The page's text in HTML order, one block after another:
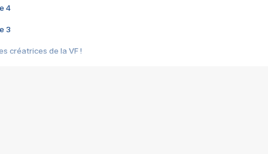
4
3
créatrices de la VF !